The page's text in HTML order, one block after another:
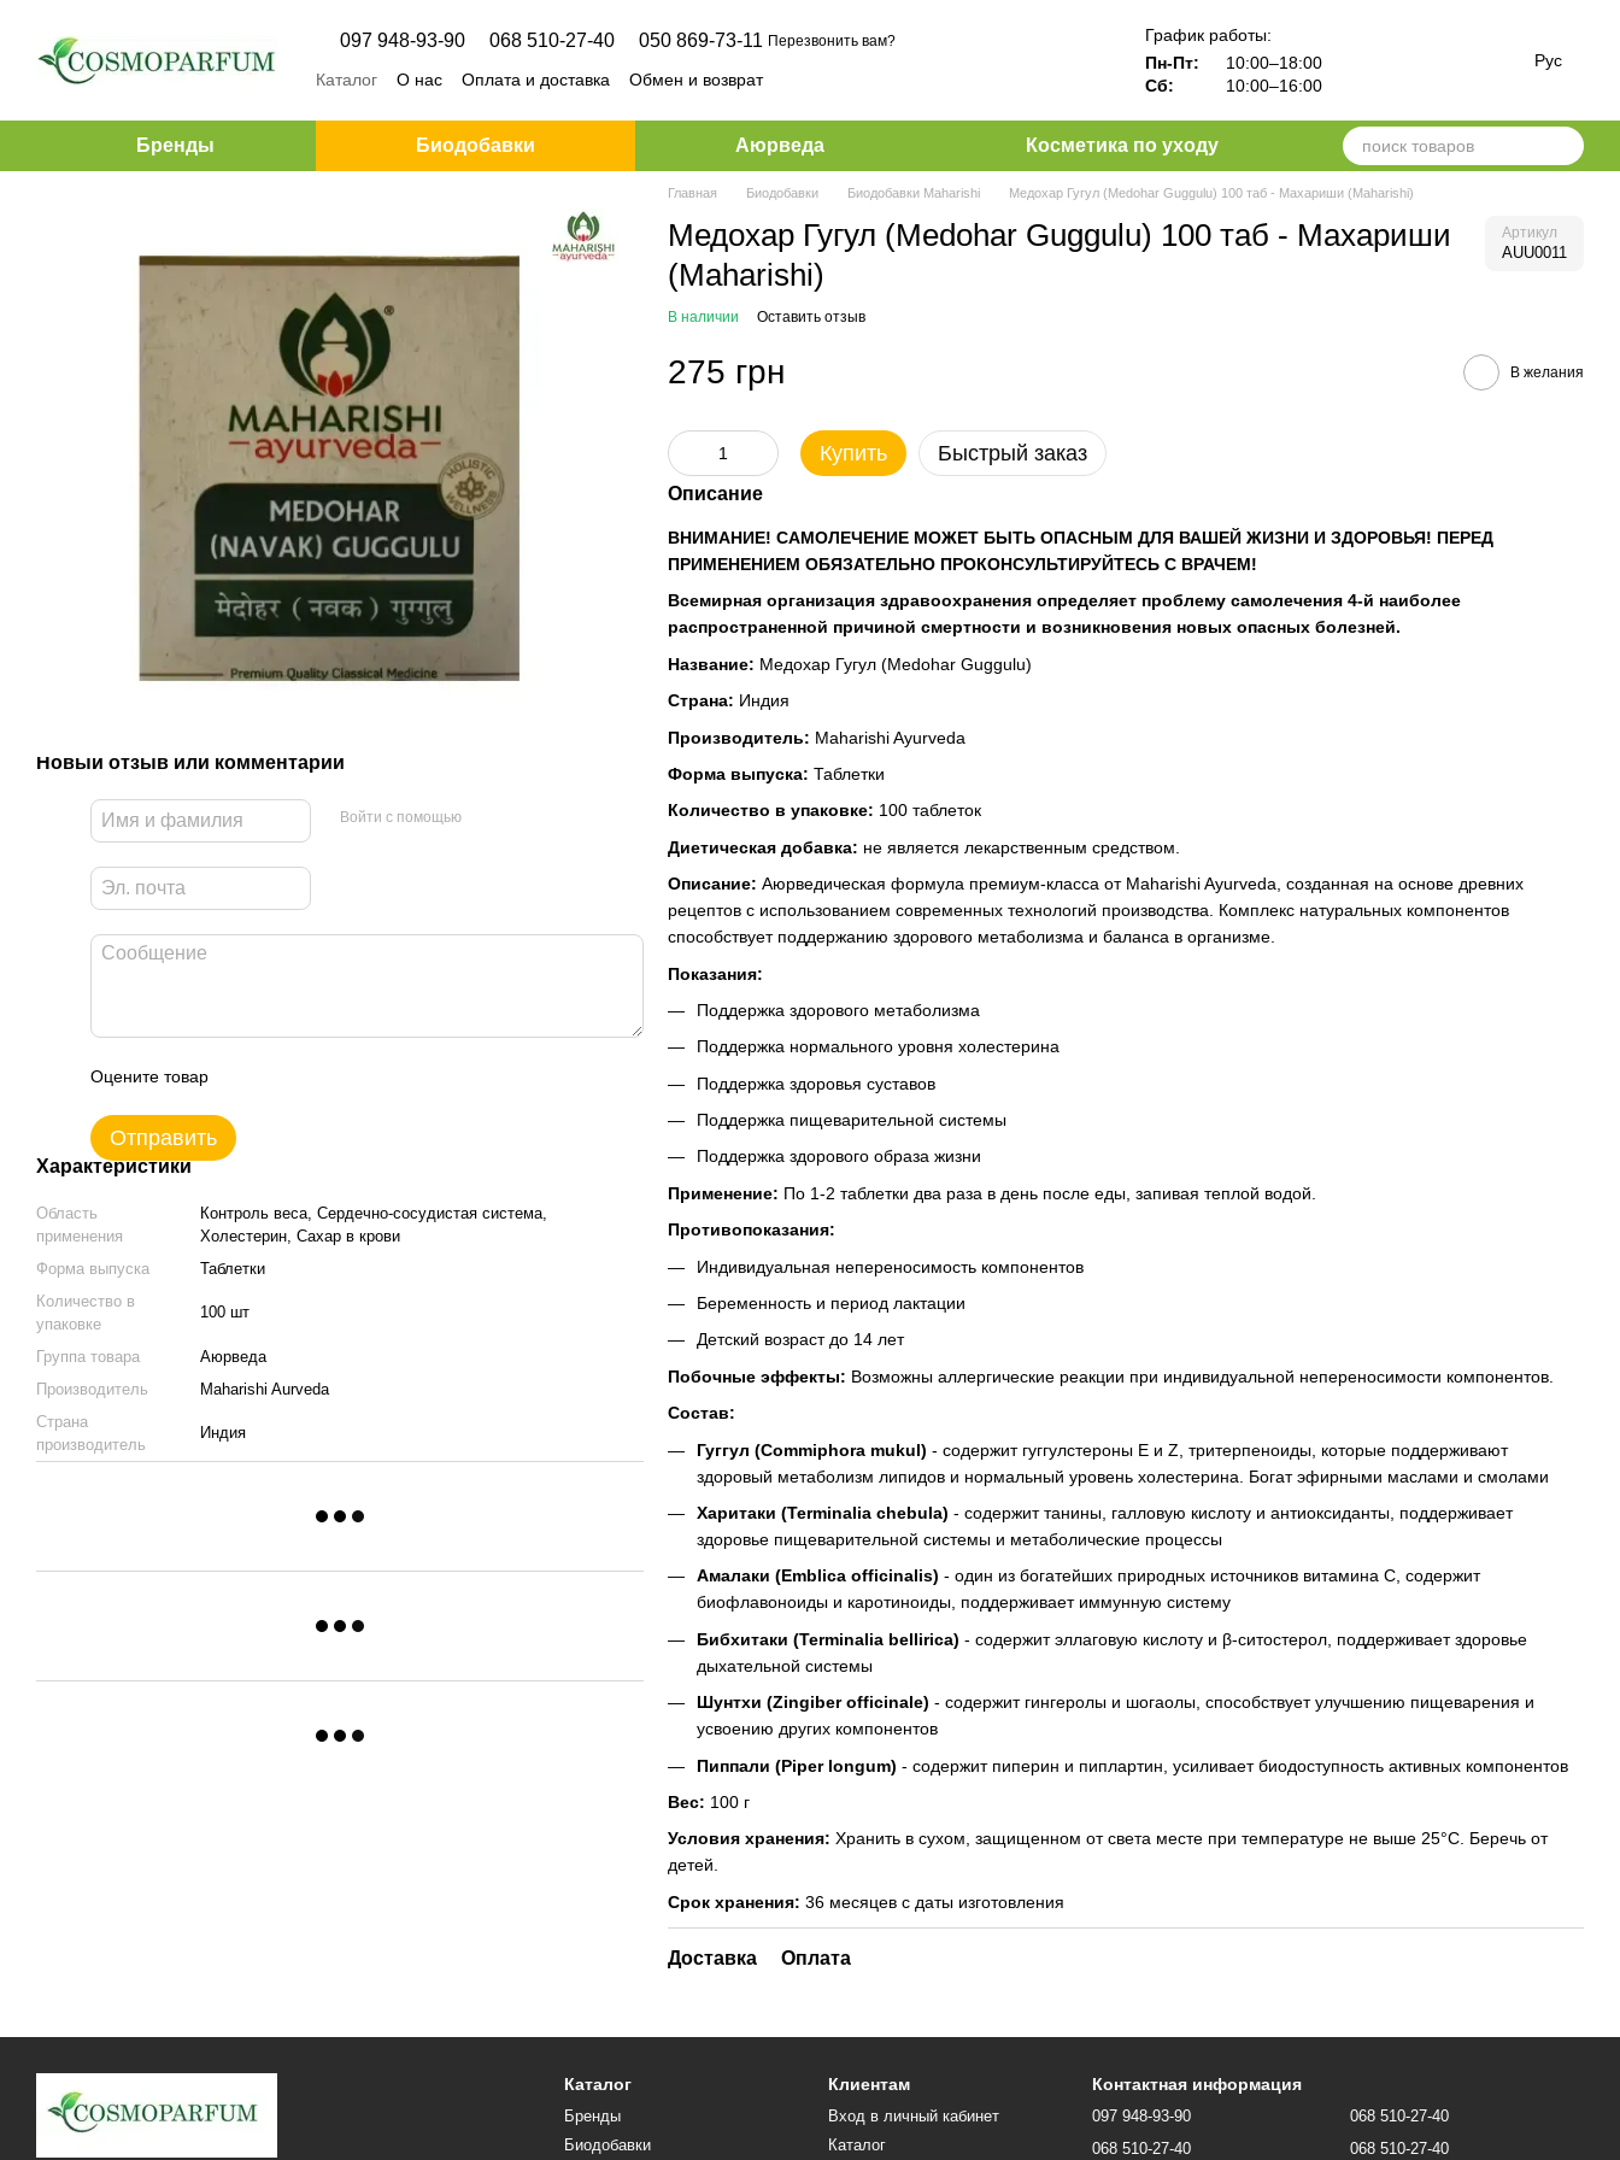
097 948-93-90 068 510-27-40 050 869-73-11 Перезвонить вам?
Каталог О нас Оплата и доставка Обмен и возврат
График работы:
Пн-Пт:
10:00–18:00
Сб:
10:00–16:00
Рус
Бренды Биодобавки Аюрведа Косметика по уходу
Новый отзыв или комментарий
Войти с помощью
Оцените товар
Отправить
Характеристики
Область
применения
Контроль веса, Сердечно-сосудистая система,
Холестерин, Сахар в крови
Форма выпуска
Таблетки
Количество в
упаковке
100 шт
Группа товара
Аюрведа
Производитель
Maharishi Aurveda
Страна
производитель
Индия
Главная Биодобавки Биодобавки Maharishi Медохар Гугул (Medohar Guggulu) 100 таб - Махариши (Maharishi)
Медохар Гугул (Medohar Guggulu) 100 таб - Махариши
(Maharishi)
Артикул
AUU0011
В наличии Оставить отзыв
275 грн В желания
Купить Быстрый заказ
Описание
ВНИМАНИЕ! САМОЛЕЧЕНИЕ МОЖЕТ БЫТЬ ОПАСНЫМ ДЛЯ ВАШЕЙ ЖИЗНИ И ЗДОРОВЬЯ! ПЕРЕД
ПРИМЕНЕНИЕМ ОБЯЗАТЕЛЬНО ПРОКОНСУЛЬТИРУЙТЕСЬ С ВРАЧЕМ!
Всемирная организация здравоохранения определяет проблему самолечения 4-й наиболее
распространенной причиной смертности и возникновения новых опасных болезней.
Название: Медохар Гугул (Medohar Guggulu)
Страна: Индия
Производитель: Maharishi Ayurveda
Форма выпуска: Таблетки
Количество в упаковке: 100 таблеток
Диетическая добавка: не является лекарственным средством.
Описание: Аюрведическая формула премиум-класса от Maharishi Ayurveda, созданная на основе древних
рецептов с использованием современных технологий производства. Комплекс натуральных компонентов
способствует поддержанию здорового метаболизма и баланса в организме.
Показания:
Поддержка здорового метаболизма
Поддержка нормального уровня холестерина
Поддержка здоровья суставов
Поддержка пищеварительной системы
Поддержка здорового образа жизни
Применение: По 1-2 таблетки два раза в день после еды, запивая теплой водой.
Противопоказания:
Индивидуальная непереносимость компонентов
Беременность и период лактации
Детский возраст до 14 лет
Побочные эффекты: Возможны аллергические реакции при индивидуальной непереносимости компонентов.
Состав:
Гуггул (Commiphora mukul) - содержит гуггулстероны E и Z, тритерпеноиды, которые поддерживают
здоровый метаболизм липидов и нормальный уровень холестерина. Богат эфирными маслами и смолами
Харитаки (Terminalia chebula) - содержит танины, галловую кислоту и антиоксиданты, поддерживает
здоровье пищеварительной системы и метаболические процессы
Амалаки (Emblica officinalis) - один из богатейших природных источников витамина С, содержит
биофлавоноиды и каротиноиды, поддерживает иммунную систему
Бибхитаки (Terminalia bellirica) - содержит эллаговую кислоту и β-ситостерол, поддерживает здоровье
дыхательной системы
Шунтхи (Zingiber officinale) - содержит гингеролы и шогаолы, способствует улучшению пищеварения и
усвоению других компонентов
Пиппали (Piper longum) - содержит пиперин и пиплартин, усиливает биодоступность активных компонентов
Вес: 100 г
Условия хранения: Хранить в сухом, защищенном от света месте при температуре не выше 25°С. Беречь от
детей.
Срок хранения: 36 месяцев с даты изготовления
Доставка Оплата
Каталог
Бренды
Биодобавки
Клиентам
Вход в личный кабинет
Каталог
Контактная информация
097 948-93-90
068 510-27-40
068 510-27-40
068 510-27-40